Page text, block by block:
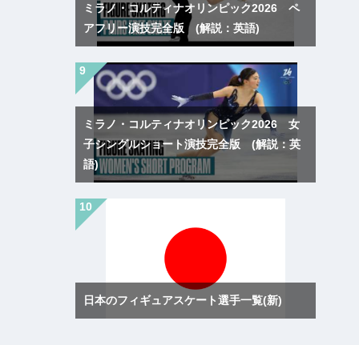
ミラノ・コルティナオリンピック2026 ペ
アフリー演技完全版 (解説：英語)
ミラノ・コルティナオリンピック2026 女
子シングルショート演技完全版 (解説：英
語)
日本のフィギュアスケート選手一覧(新)